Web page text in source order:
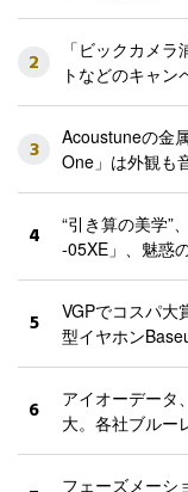
2
「ビックカメ
トなどのキャン
3
Acoustuneの金
One」は外観も
4
“引き算の美学”
-05XE」、魅惑
5
VGPでコスパ大
型イヤホン
6
アイオーデータ
大。各社ブルー
フェーズメーシ